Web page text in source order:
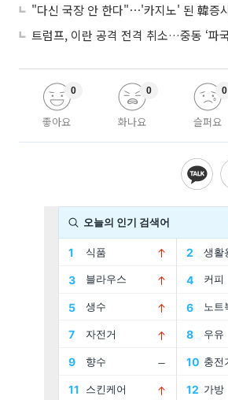
좋아요
0
화나요
0
슬퍼요
0